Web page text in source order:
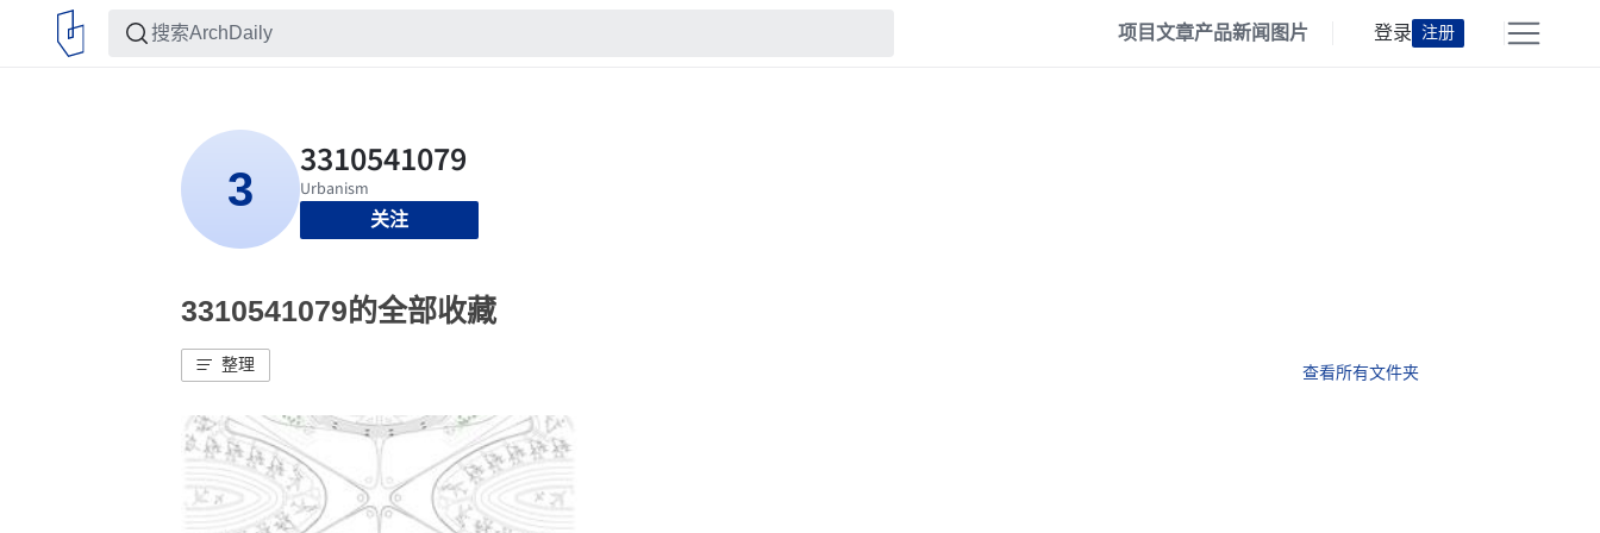
项目文章产品新闻 图片 登录 注册
关注
3310541079的全部收藏
整理 查看所有文件夹